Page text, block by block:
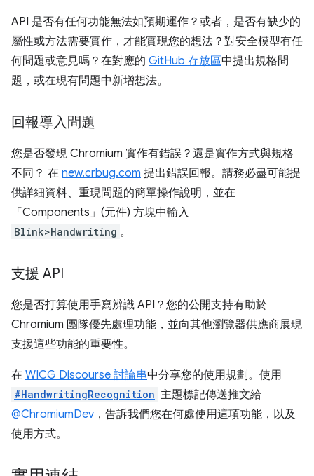
API 是否有任何功能無法如預期運作？或者，是否有缺少的
屬性或方法需要實作，才能實現您的想法？對安全模型有任
何問題或意見嗎？在對應的 GitHub 存放區中提出規格問
題，或在現有問題中新增想法。
回報導入問題
您是否發現 Chromium 實作有錯誤？還是實作方式與規格
不同？ 在 new.crbug.com 提出錯誤回報。請務必盡可能提
供詳細資料、重現問題的簡單操作說明，並在
「Components」(元件) 方塊中輸入
Blink>Handwriting 。
支援 API
您是否打算使用手寫辨識 API？您的公開支持有助於
Chromium 團隊優先處理功能，並向其他瀏覽器供應商展現
支援這些功能的重要性。
在 WICG Discourse 討論串中分享您的使用規劃。使用
#HandwritingRecognition 主題標記傳送推文給
@ChromiumDev ，告訴我們您在何處使用這項功能，以及
使用方式。